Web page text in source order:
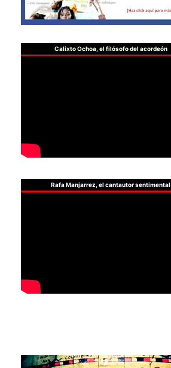
Calixto Ochoa, el filósofo del acordeón
Rafa Manjarrez, el cantautor sentimental